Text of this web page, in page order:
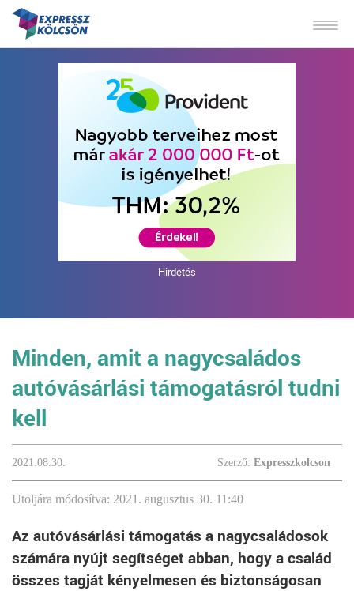
Hirdetés
Minden, amit a nagycsaládos
autóvásárlási támogatásról tudni
kell
2021.08.30. Szerző: Expresszkolcson
Utoljára módosítva: 2021. augusztus 30. 11:40
Az autóvásárlási támogatás a nagycsaládosok
számára nyújt segítséget abban, hogy a család
összes tagját kényelmesen és biztonságosan